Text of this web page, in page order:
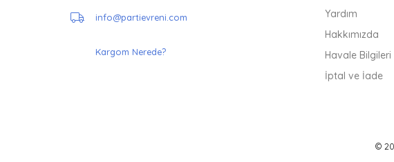
info@partievreni.com
Kargom Nerede?
Yardım
Hakkımızda
Havale Bilgileri
İptal ve İade
©